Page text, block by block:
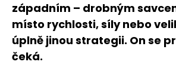
západním – drobným
místo rychlosti, síly nebo
úplně jinou strategii. On se
čeká.